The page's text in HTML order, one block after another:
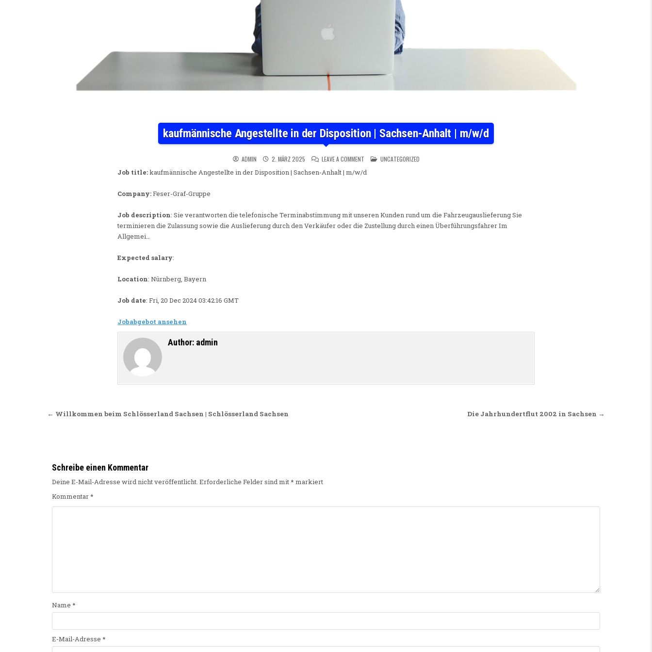
kaufmännische Angestellte in der Disposition | Sachsen-Anhalt | m/w/d
ADMIN 2. MÄRZ 2025 LEAVE A COMMENTON KAUFMÄNNISCHE ANGESTELLTE IN DER DISPOSITION | SACHSEN-ANHALT | M/W/D
POSTED IN
UNCATEGORIZED
Job title:kaufmännische Angestellte in der Disposition | Sachsen-Anhalt | m/w/d
Company:Feser-Graf-Gruppe
Job description: Sie verantworten die telefonische Terminabstimmung mit unseren Kunden rund um die Fahrzeugauslieferung Sie
terminieren die Zulassung sowie die Auslieferung durch den Verkäufer oder die Zustellung durch einen Überführungsfahrer Im
Allgemei…
Expected salary:
Location: Nürnberg, Bayern
Job date: Fri, 20 Dec 2024 03:42:16 GMT
Jobabgebot ansehen
Author: admin
Beitragsnavigation Die Jahrhundertflut 2002 in Sachsen →
← Willkommen beim Schlösserland Sachsen | Schlösserland Sachsen
Schreibe einen Kommentar
Deine E-Mail-Adresse wird nicht veröffentlicht. Erforderliche Felder sind mit* markiert
Kommentar*
Name *
E-Mail-Adresse *